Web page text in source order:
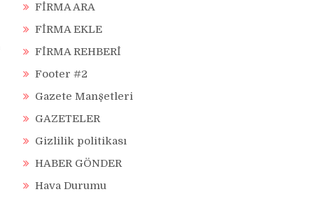
FİRMA ARA
FİRMA EKLE
FİRMA REHBERİ
Footer #2
Gazete Manşetleri
GAZETELER
Gizlilik politikası
HABER GÖNDER
Hava Durumu